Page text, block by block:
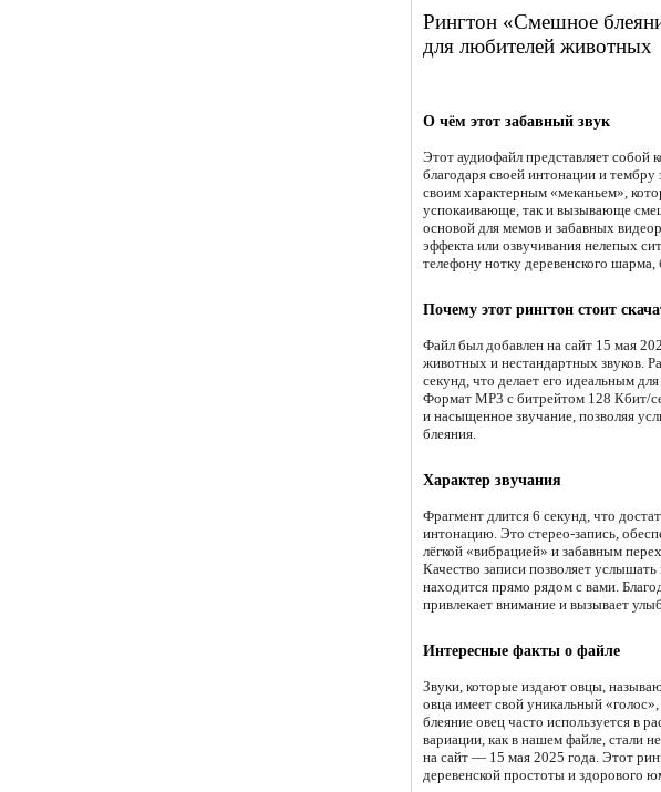
Рингтон «Смешное
для любителей животных
О чём этот забавный звук
Этот аудиофайл представляет собой
благодаря своей интонации и
своим характерным «меканьем»,
успокаивающе, так и вызывающе
основой для мемов и забавных
эффекта или озвучивания нелепых
телефону нотку деревенского
Почему этот рингтон стоит
Файл был добавлен на сайт 15 мая
животных и нестандартных звуков.
секунд, что делает его идеальным
Формат MP3 с битрейтом 128 Кбит/
и насыщенное звучание, позволяя
блеяния.
Характер звучания
Фрагмент длится 6 секунд, что
интонацию. Это стерео-запись,
лёгкой «вибрацией» и забавным
Качество записи позволяет
находится прямо рядом с вами.
привлекает внимание и вызывает
Интересные факты о файле
Звуки, которые издают овцы,
овца имеет свой уникальный
блеяние овец часто используется в
вариации, как в нашем файле, стали
на сайт — 15 мая 2025 года. Этот
деревенской простоты и здорового